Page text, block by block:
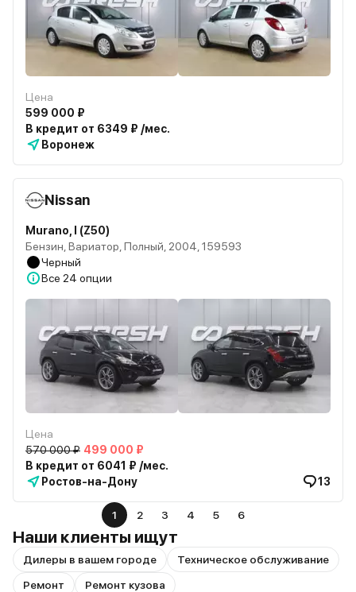
Цена
599 000 ₽
В кредит от 6349 ₽ /мес.
Воронеж
Nissan
Murano, I (Z50)
Бензин, Вариатор, Полный, 2004, 159593
Черный
Все 24 опции
Цена
570 000 ₽ 499 000 ₽
В кредит от 6041 ₽ /мес.
Ростов-на-Дону
13
1 2 3 4 5 6
Наши клиенты ищут
Дилеры в вашем городе
Техническое обслуживание
Ремонт
Ремонт кузова